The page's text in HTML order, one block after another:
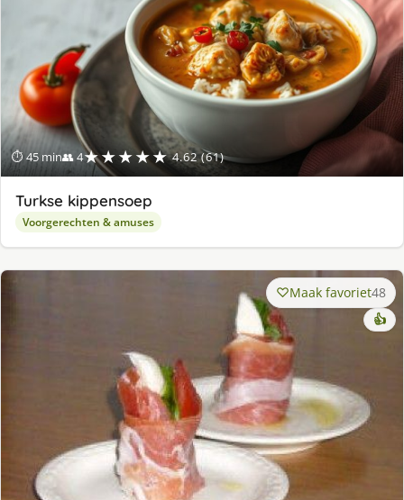
⏱ 45 min👥 4★★★★★ 4.62 (61)
Turkse kippensoep
Voorgerechten & amuses
Maak favoriet48
👍